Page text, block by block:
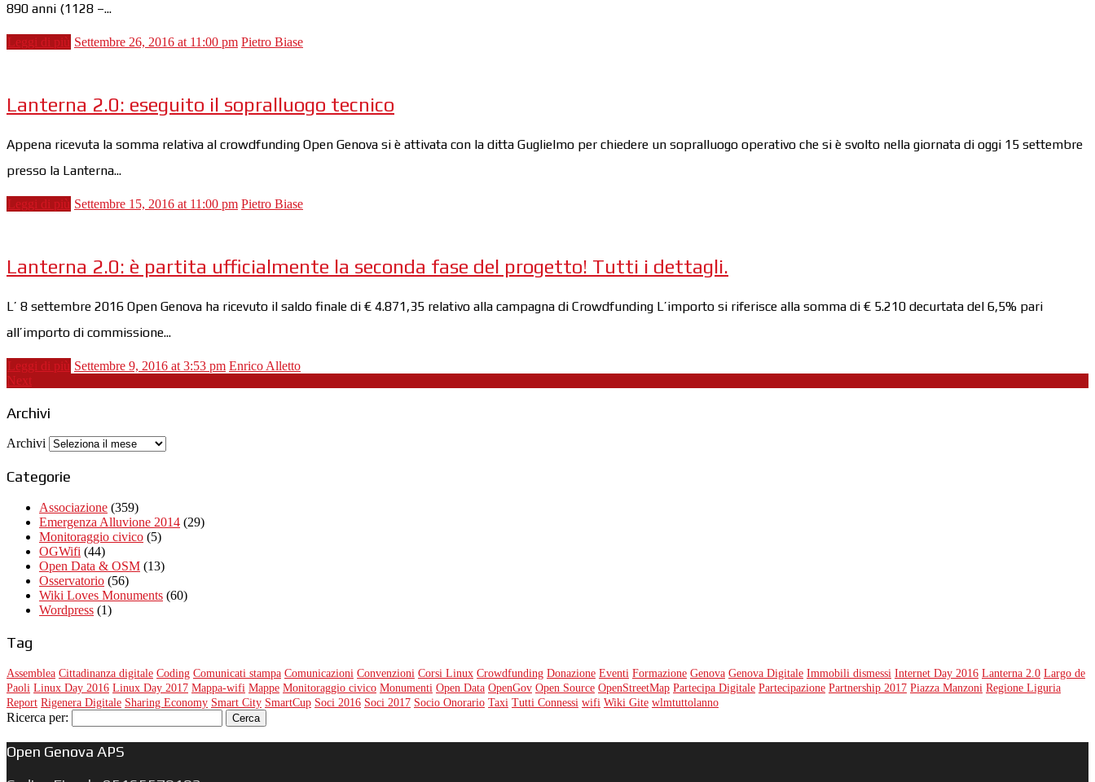
890 anni (1128 –...
Leggi di più Settembre 26, 2016 at 11:00 pm Pietro Biase
Lanterna 2.0: eseguito il sopralluogo tecnico
Appena ricevuta la somma relativa al crowdfunding Open Genova si è attivata con la ditta Guglielmo per chiedere un sopralluogo operativo che si è svolto nella giornata di oggi 15 settembre
presso la Lanterna...
Leggi di più Settembre 15, 2016 at 11:00 pm Pietro Biase
Lanterna 2.0: è partita ufficialmente la seconda fase del progetto! Tutti i dettagli.
L’ 8 settembre 2016 Open Genova ha ricevuto il saldo finale di € 4.871,35 relativo alla campagna di Crowdfunding L’importo si riferisce alla somma di € 5.210 decurtata del 6,5% pari
all’importo di commissione...
Leggi di più Settembre 9, 2016 at 3:53 pm Enrico Alletto
Next
Archivi
Archivi
Categorie
Associazione (359)
Emergenza Alluvione 2014 (29)
Monitoraggio civico (5)
OGWifi (44)
Open Data & OSM (13)
Osservatorio (56)
Wiki Loves Monuments (60)
Wordpress (1)
Tag
Assemblea Cittadinanza digitale Coding Comunicati stampa Comunicazioni Convenzioni Corsi Linux Crowdfunding Donazione Eventi Formazione Genova Genova Digitale Immobili dismessi Internet Day 2016 Lanterna 2.0 Largo de
Paoli Linux Day 2016 Linux Day 2017 Mappa-wifi Mappe Monitoraggio civico Monumenti Open Data OpenGov Open Source OpenStreetMap Partecipa Digitale Partecipazione Partnership 2017 Piazza Manzoni Regione Liguria
Report Rigenera Digitale Sharing Economy Smart City SmartCup Soci 2016 Soci 2017 Socio Onorario Taxi Tutti Connessi wifi Wiki Gite wlmtuttolanno
Ricerca per:
Open Genova APS